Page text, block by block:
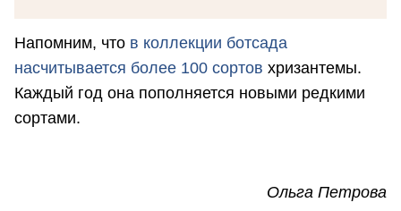
Напомним, что в коллекции ботсада
насчитывается более 100 сортов хризантемы.
Каждый год она пополняется новыми редкими
сортами.
Ольга Петрова